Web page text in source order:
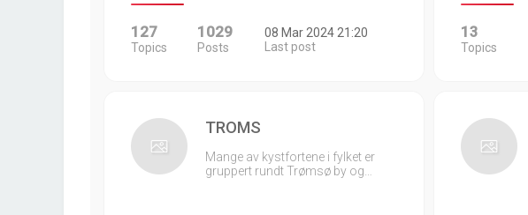
127
Topics
1029
Posts
08 Mar 2024 21:20
Last post
13
Topics
TROMS
Mange av kystfortene i fylket er
gruppert rundt Trømsø by og…